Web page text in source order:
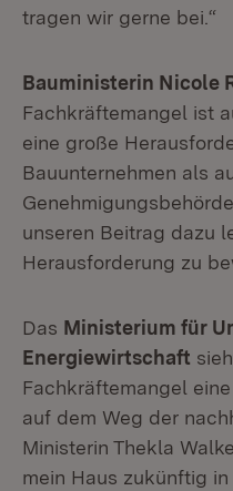
tragen wir gerne bei.“
Bauministerin Nicole
Fachkräftemangel ist
eine große
Bauunternehmen als
unseren Beitrag dazu
Herausforderung zu
Das Ministerium für
Energiewirtschaft
Fachkräftemangel
auf dem Weg der
Ministerin Thekla
mein Haus zukünftig